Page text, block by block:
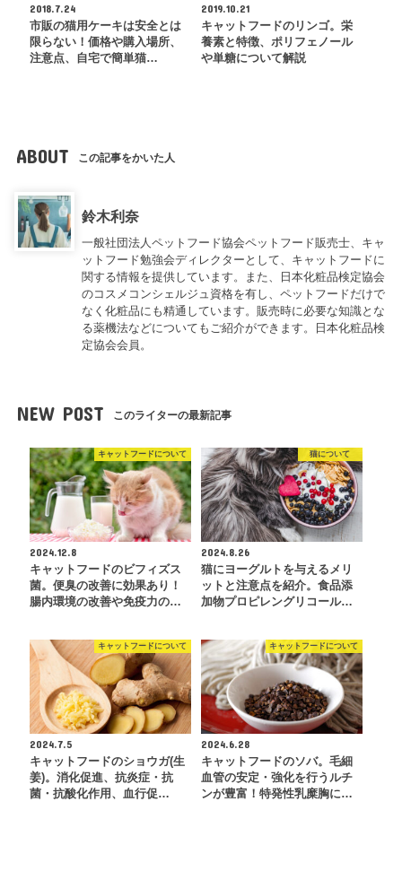
2018.7.24
市販の猫用ケーキは安全とは
限らない！価格や購入場所、
注意点、自宅で簡単猫…
2019.10.21
キャットフードのリンゴ。栄
養素と特徴、ポリフェノール
や単糖について解説
ABOUT この記事をかいた人
鈴木利奈
一般社団法人ペットフード協会ペットフード販売士、キャ
ットフード勉強会ディレクターとして、キャットフードに
関する情報を提供しています。また、日本化粧品検定協会
のコスメコンシェルジュ資格を有し、ペットフードだけで
なく化粧品にも精通しています。販売時に必要な知識とな
る薬機法などについてもご紹介ができます。日本化粧品検
定協会会員。
NEW POST このライターの最新記事
キャットフードについて
2024.12.8
キャットフードのビフィズス
菌。便臭の改善に効果あり！
腸内環境の改善や免疫力の…
猫について
2024.8.26
猫にヨーグルトを与えるメリ
ットと注意点を紹介。食品添
加物プロピレングリコール…
キャットフードについて
2024.7.5
キャットフードのショウガ(生
姜)。消化促進、抗炎症・抗
菌・抗酸化作用、血行促…
キャットフードについて
2024.6.28
キャットフードのソバ。毛細
血管の安定・強化を行うルチ
ンが豊富！特発性乳糜胸に…